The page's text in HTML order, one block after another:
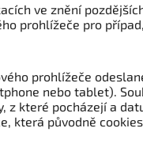
ve znění
prohlížeče pro
prohlížeče
nebo tablet).
které pocházejí a
která původně